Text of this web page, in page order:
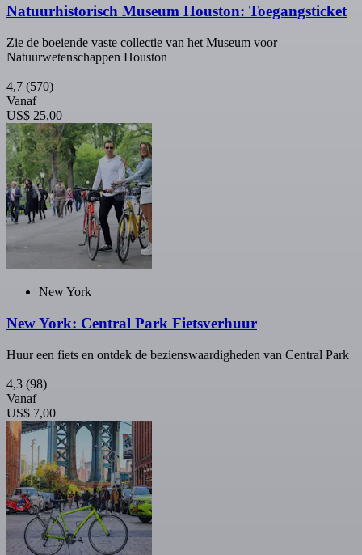
Natuurhistorisch Museum Houston: Toegangsticket
Zie de boeiende vaste collectie van het Museum voor
Natuurwetenschappen Houston
4,7 (570)
Vanaf
US$ 25,00
New York
New York: Central Park Fietsverhuur
Huur een fiets en ontdek de bezienswaardigheden van Central Park
4,3 (98)
Vanaf
US$ 7,00